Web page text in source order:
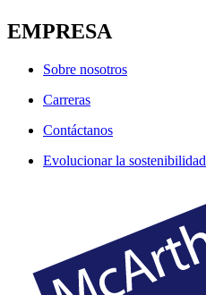
EMPRESA
Sobre nosotros
Carreras
Contáctanos
Evolucionar la sostenibilidad